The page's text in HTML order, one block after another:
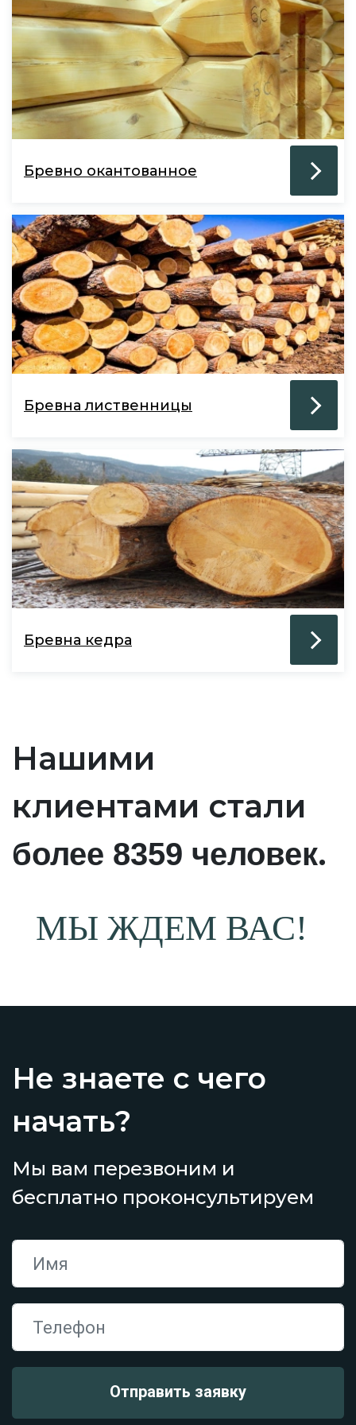
Бревно окантованное
Бревна лиственницы
Бревна кедра
Нашими
клиентами стали
более 8359 человек.
МЫ ЖДЕМ ВАС!
Не знаете с чего
начать?
Мы вам перезвоним и
бесплатно проконсультируем